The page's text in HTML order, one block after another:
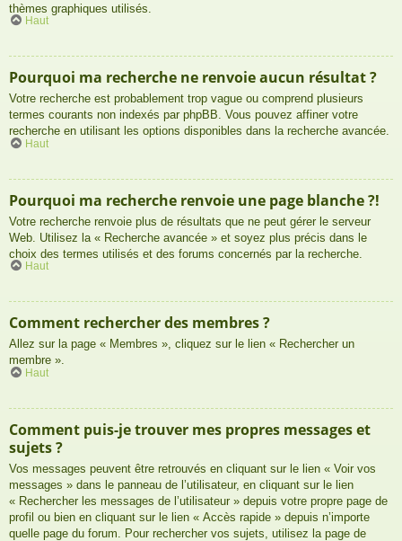
thèmes graphiques utilisés.
Haut
Pourquoi ma recherche ne renvoie aucun résultat ?
Votre recherche est probablement trop vague ou comprend plusieurs
termes courants non indexés par phpBB. Vous pouvez affiner votre
recherche en utilisant les options disponibles dans la recherche avancée.
Haut
Pourquoi ma recherche renvoie une page blanche ?!
Votre recherche renvoie plus de résultats que ne peut gérer le serveur
Web. Utilisez la « Recherche avancée » et soyez plus précis dans le
choix des termes utilisés et des forums concernés par la recherche.
Haut
Comment rechercher des membres ?
Allez sur la page « Membres », cliquez sur le lien « Rechercher un
membre ».
Haut
Comment puis-je trouver mes propres messages et
sujets ?
Vos messages peuvent être retrouvés en cliquant sur le lien « Voir vos
messages » dans le panneau de l’utilisateur, en cliquant sur le lien
« Rechercher les messages de l’utilisateur » depuis votre propre page de
profil ou bien en cliquant sur le lien « Accès rapide » depuis n’importe
quelle page du forum. Pour rechercher vos sujets, utilisez la page de